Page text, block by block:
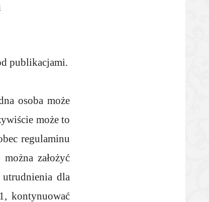
publikacjami.
osoba może
może to
regulaminu
założyć
dla
kontynuować